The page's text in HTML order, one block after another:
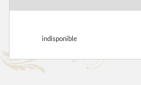
indisponible